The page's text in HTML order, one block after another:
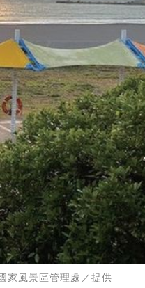
家風景區管理處／提供